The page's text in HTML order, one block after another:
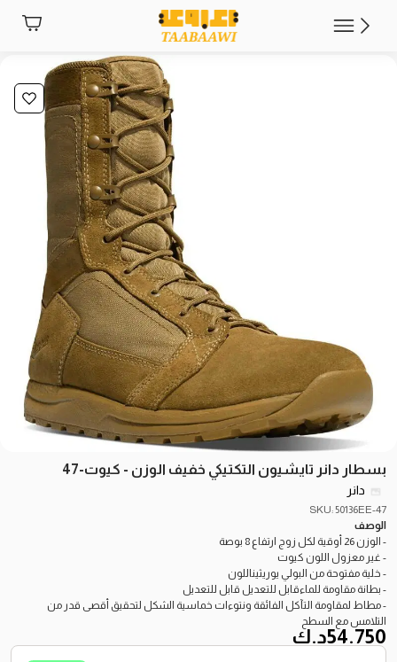
بسطار دانر تايشيون التكتيكي خفيف الوزن - كيوت-47
دانر
SKU: 50136EE-47
الوصف
- الوزن 26 أوقية لكل زوج ارتفاع 8 بوصة
- غير معزول اللون كيوت
- خلية مفتوحة من البولي يوريثيناللون
- بطانة مقاومة للماءقابل للتعديل قابل للتعديل
- مطاط لمقاومة التآكل الفائقة ونتوءات خماسية الشكل لتحقيق أقصى قدر من
التلامس مع السطح
54.750د.ك